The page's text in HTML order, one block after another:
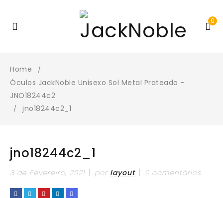
0
Home /
Óculos JackNoble Unisexo Sol Metal Prateado -
JNO18244c2
/ jno18244c2_1
jno18244c2_1
3 de Fevereiro, 2021 por layout 0 comentários